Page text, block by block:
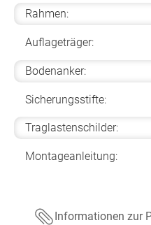
Rahmen:
Auflageträger:
Bodenanker:
Sicherungsstifte:
Traglastenschilder:
Montageanleitung:
Informationen zur